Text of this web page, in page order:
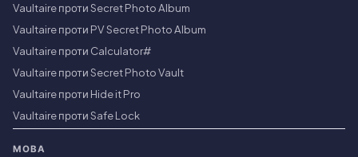
Vaultaire проти Secret Photo Album
Vaultaire проти PV Secret Photo Album
Vaultaire проти Calculator#
Vaultaire проти Secret Photo Vault
Vaultaire проти Hide it Pro
Vaultaire проти Safe Lock
МОВА